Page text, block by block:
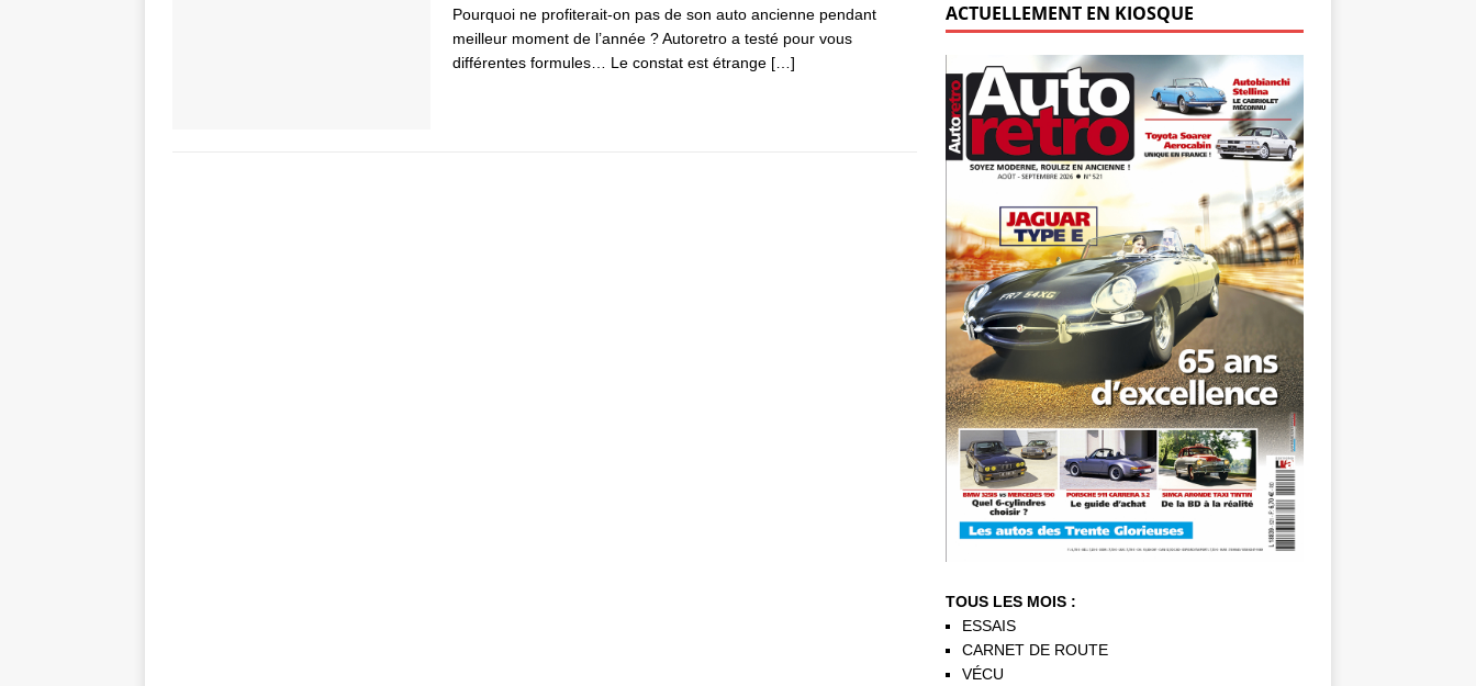
Pourquoi ne profiterait-on pas de son auto ancienne pendant
meilleur moment de l’année ? Autoretro a testé pour vous
différentes formules… Le constat est étrange […]
ACTUELLEMENT EN KIOSQUE
TOUS LES MOIS :
ESSAIS
CARNET DE ROUTE
VÉCU